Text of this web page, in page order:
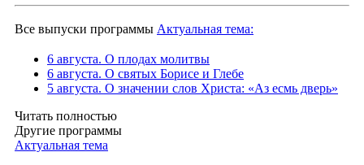
Все выпуски программы Актуальная тема:
6 августа. О плодах молитвы
6 августа. О святых Борисе и Глебе
5 августа. О значении слов Христа: «Аз есмь дверь»
Читать полностью
Другие программы
Актуальная тема